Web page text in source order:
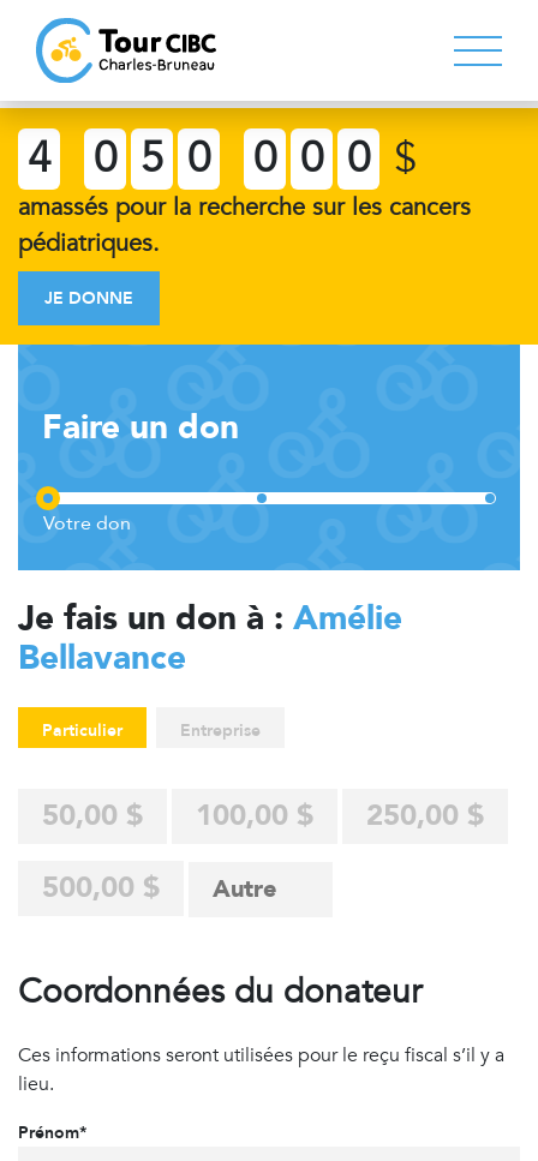
4 0 5 0 0 0 0 $
amassés pour la recherche sur les cancers
pédiatriques.
JE DONNE
Faire un don
Je fais un don à : Amélie
Bellavance
Particulier Entreprise
50,00 $ 100,00 $
250,00 $
500,00 $
Coordonnées du donateur
Ces informations seront utilisées pour le reçu fiscal s’il y a
lieu.
Prénom*